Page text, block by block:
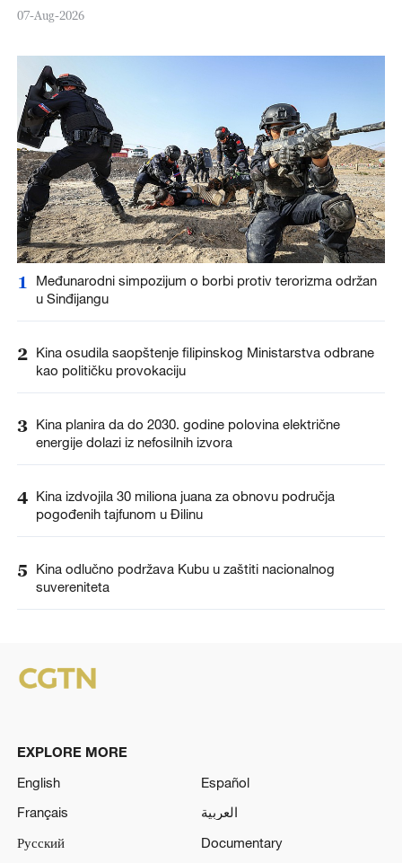
07-Aug-2026
1
Međunarodni simpozijum o borbi protiv terorizma održan
u Sinđijangu
2 Kina osudila saopštenje filipinskog Ministarstva odbrane
kao političku provokaciju
3 Kina planira da do 2030. godine polovina električne
energije dolazi iz nefosilnih izvora
4 Kina izdvojila 30 miliona juana za obnovu područja
pogođenih tajfunom u Đilinu
5
Kina odlučno podržava Kubu u zaštiti nacionalnog
suvereniteta
EXPLORE MORE
English
Español
Français
العربية
Русский
Documentary